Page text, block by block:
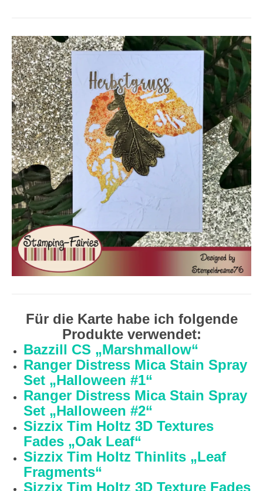
Für die Karte habe ich folgende
Produkte verwendet:
Bazzill CS „Marshmallow“
Ranger Distress Mica Stain Spray
Set „Halloween #1“
Ranger Distress Mica Stain Spray
Set „Halloween #2“
Sizzix Tim Holtz 3D Textures
Fades „Oak Leaf“
Sizzix Tim Holtz Thinlits „Leaf
Fragments“
Sizzix Tim Holtz 3D Texture Fades